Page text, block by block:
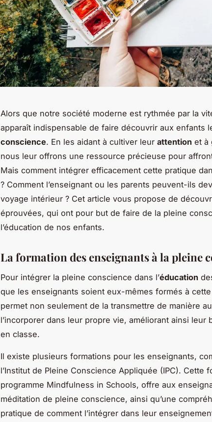
Alors que notre société moderne est rythmée par la
apparaît indispensable de faire découvrir aux enfants
conscience. En les aidant à cultiver leur attention et à
nous leur offrons une ressource précieuse pour
Mais comment intégrer efficacement cette pratique
? Comment l’enseignant ou les parents peuvent-ils
voyage intérieur ? Cet article vous propose de
éprouvées, qui ont pour but de faire de la pleine
l’éducation de nos enfants.
La formation des enseignants à la pleine
Pour intégrer la pleine conscience dans l’éducation
que les enseignants soient eux-mêmes formés à
permet non seulement de la transmettre de manière
l’incorporer dans leur propre vie, améliorant ainsi
en classe.
Il existe plusieurs formations pour les enseignants,
l’Institut de Pleine Conscience Appliquée (IPC). Cette
programme Mindfulness in Schools, offre aux
méditation de pleine conscience, ainsi qu’une
pratique de comment l’intégrer dans leur